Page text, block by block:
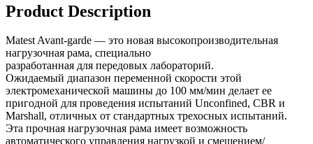
Product Description
Matest Avant-garde — это новая высокопроизводительная
нагрузочная рама, специально
разработанная для передовых лабораторий.
Ожидаемый диапазон переменной скорости этой
электромеханической машины до 100 мм/мин делает ее
пригодной для проведения испытаний Unconfined, CBR и
Marshall, отличных от стандартных трехосных испытаний.
Эта прочная нагрузочная рама имеет возможность
автоматического управления нагрузкой и смещением/